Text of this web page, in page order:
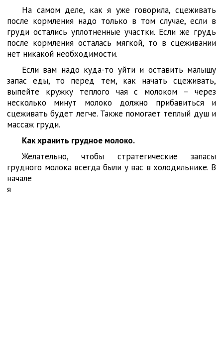
На самом деле, как я уже говорила, сцеживать
после кормления надо только в том случае, если в
груди остались уплотненные участки. Если же грудь
после кормления осталась мягкой, то в сцеживании
нет никакой необходимости.
Если вам надо куда-то уйти и оставить малышу
запас еды, то перед тем, как начать сцеживать,
выпейте кружку теплого чая с молоком – через
несколько минут молоко должно прибавиться и
сцеживать будет легче. Также помогает теплый душ и
массаж груди.
Как хранить грудное молоко.
Желательно, чтобы стратегические запасы
грудного молока всегда были у вас в холодильнике. В
начале
я